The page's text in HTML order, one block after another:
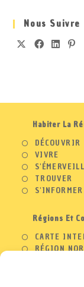
Nous Suivre
Habiter La
DÉCOUVRIR
VIVRE
TROUVER
S'INFORMER
Régions Et
CARTE
RÉGION